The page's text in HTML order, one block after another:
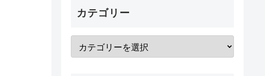
カテゴリー